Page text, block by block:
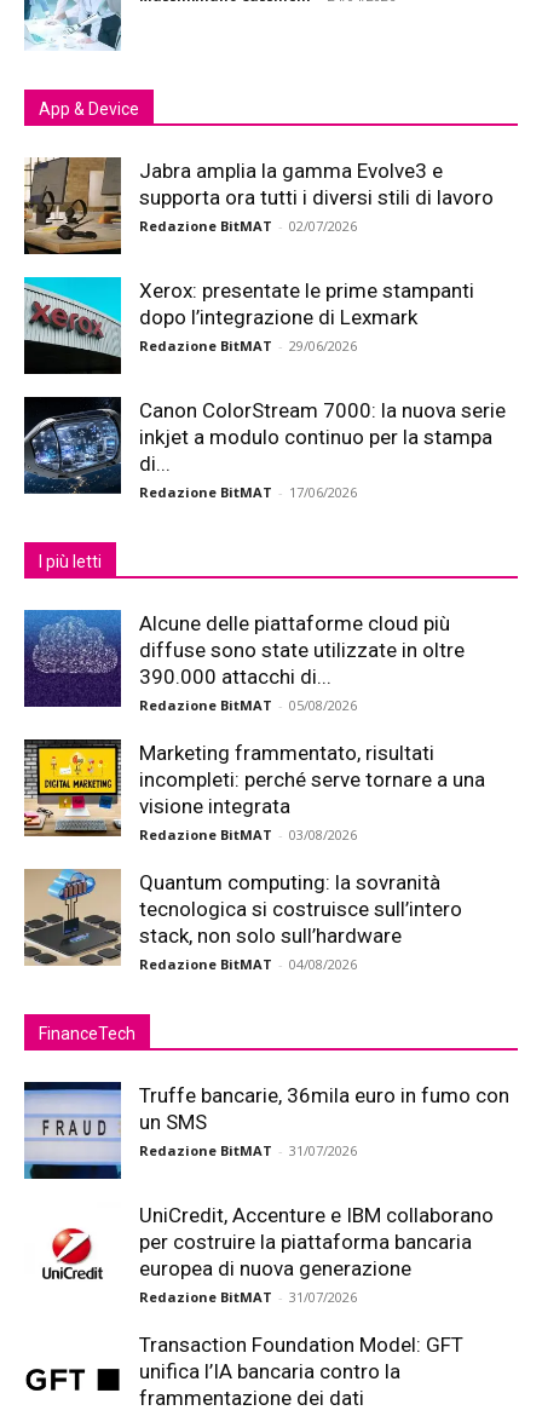
App & Device
Jabra amplia la gamma Evolve3 e
supporta ora tutti i diversi stili di lavoro
Redazione BitMAT - 02/07/2026
Xerox: presentate le prime stampanti
dopo l’integrazione di Lexmark
Redazione BitMAT - 29/06/2026
Canon ColorStream 7000: la nuova serie
inkjet a modulo continuo per la stampa
di...
Redazione BitMAT - 17/06/2026
I più letti
Alcune delle piattaforme cloud più
diffuse sono state utilizzate in oltre
390.000 attacchi di...
Redazione BitMAT - 05/08/2026
Marketing frammentato, risultati
incompleti: perché serve tornare a una
visione integrata
Redazione BitMAT - 03/08/2026
Quantum computing: la sovranità
tecnologica si costruisce sull’intero
stack, non solo sull’hardware
Redazione BitMAT - 04/08/2026
FinanceTech
Truffe bancarie, 36mila euro in fumo con
un SMS
Redazione BitMAT - 31/07/2026
UniCredit, Accenture e IBM collaborano
per costruire la piattaforma bancaria
europea di nuova generazione
Redazione BitMAT - 31/07/2026
Transaction Foundation Model: GFT
unifica l’IA bancaria contro la
frammentazione dei dati